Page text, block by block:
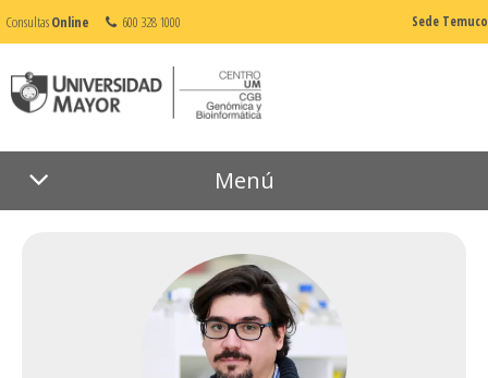
ConsultasOnline 600 328 1000 Sede Temuco
Menú